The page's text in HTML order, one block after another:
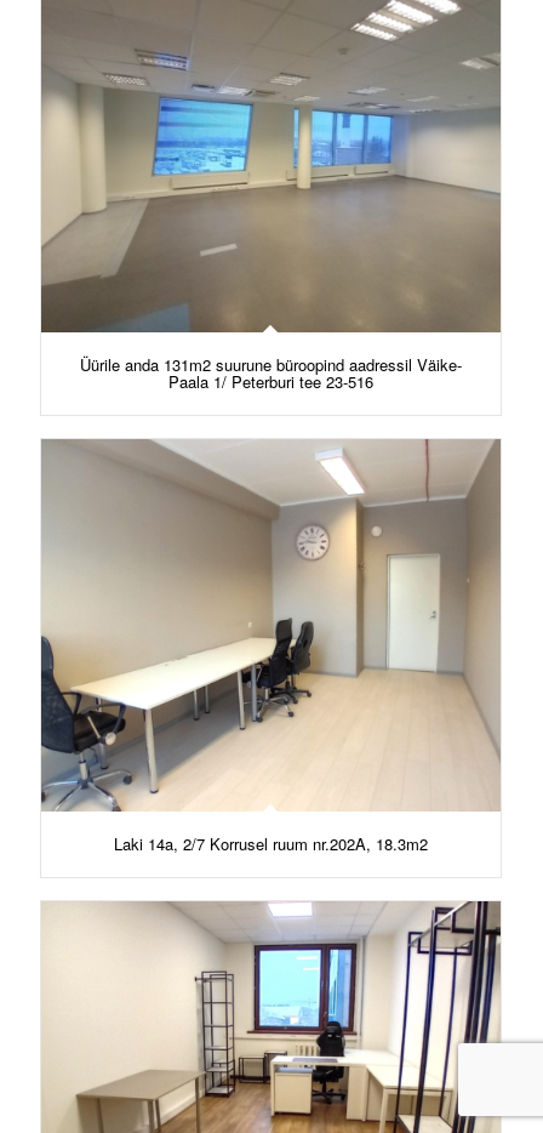
Üürile anda 131m2 suurune büroopind aadressil Väike-
Paala 1/ Peterburi tee 23-516
Laki 14a, 2/7 Korrusel ruum nr.202A, 18.3m2